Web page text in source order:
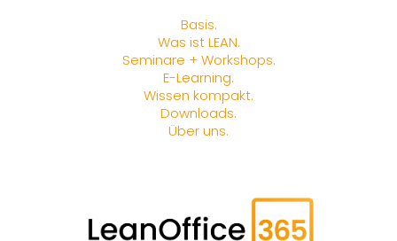
Basis.
Was ist LEAN.
Seminare + Workshops.
E-Learning.
Wissen kompakt.
Downloads.
Über uns.